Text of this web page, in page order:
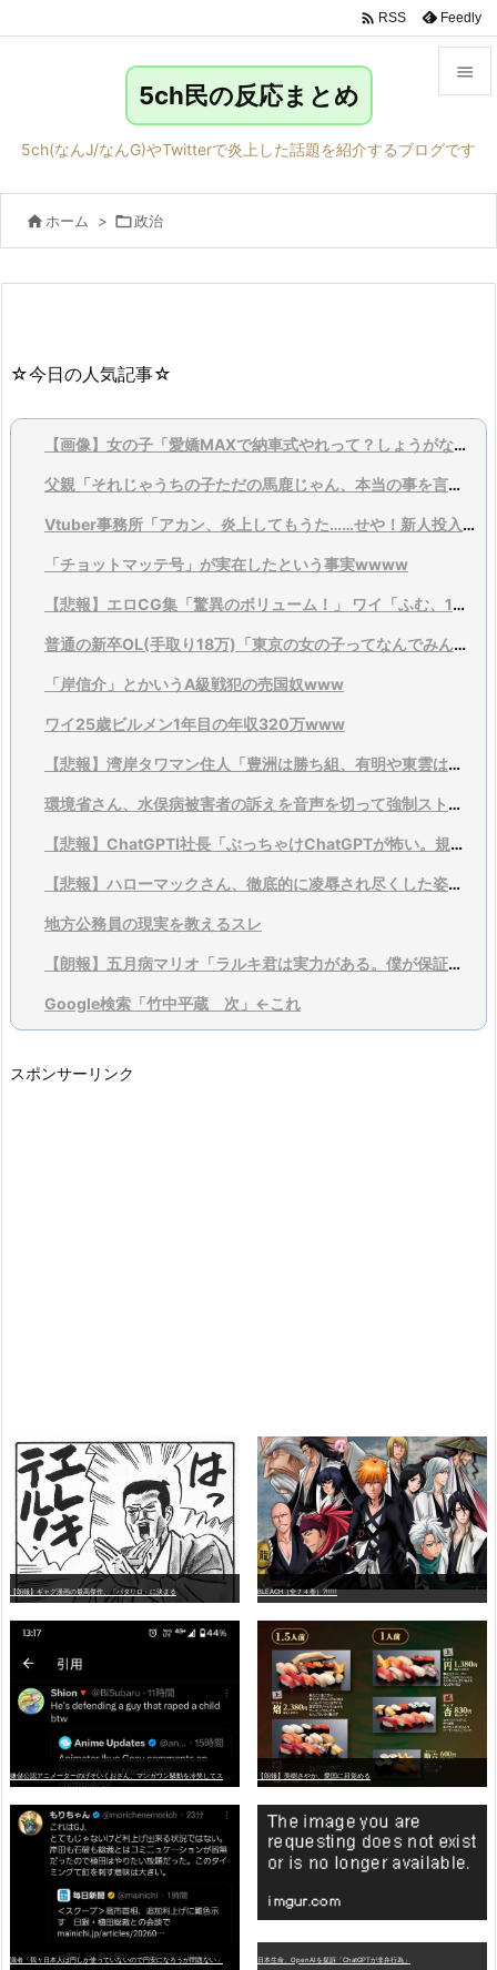

メニュ
サイド

 RSS Feedly
5ch民の反応まとめ
5ch(なんJ/なんG)やTwitterで炎上した話題を紹介するブログです
 ホーム > 政治
☆今日の人気記事☆
【画像】女の子「愛嬌MAXで納車式やれって？しょうがないなあ…」
父親「それじゃうちの子ただの馬鹿じゃん、本当の事を言ってくれ」
Vtuber事務所「アカン、炎上してもうた……せや！新人投入とゲーム大会乱発や！」
「チョットマッテ号」が実在したという事実wwww
【悲報】エロCG集「驚異のボリューム！」 ワイ「ふむ、1万枚くらいはあるんだろうな？(ﾆﾔﾘ」
普通の新卒OL(手取り18万)「東京の女の子ってなんでみんな40万円以上するバッグ持ってるの？不思議...
「岸信介」とかいうA級戦犯の売国奴www
ワイ25歳ビルメン1年目の年収320万www
【悲報】湾岸タワマン住人「豊洲は勝ち組、有明や東雲は負け」
環境省さん、水俣病被害者の訴えを音声を切って強制ストップするwwwwwwww
【悲報】ChatGPTI社長「ぶっちゃけChatGPTが怖い。規制すべきだわこれ」
【悲報】ハローマックさん、徹底的に凌辱され尽くした姿で見つかる。
地方公務員の現実を教えるスレ
【朗報】五月病マリオ「ラルキ君は実力がある。僕が保証するよ？」
Google検索「竹中平蔵 次」←これ
スポンサーリンク
【朗報】ギャグ漫画の最高傑作、「パタリロ」に決まる BLEACH（全７４巻）?!!!!!
【朗報】美樹さやか、愛国に目覚める
識者「我々日本人は円しか使っていないので円安になろうが問題ない」 日本生命、OpenAIを提訴「ChatGPTが非弁行為」